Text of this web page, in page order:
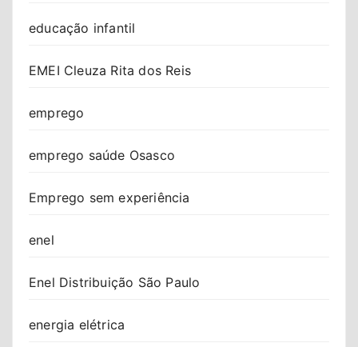
educação infantil
EMEI Cleuza Rita dos Reis
emprego
emprego saúde Osasco
Emprego sem experiência
enel
Enel Distribuição São Paulo
energia elétrica